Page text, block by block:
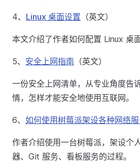
4、 Linux 桌面设置 （英文）
本文介绍了作者如何配置 Linux 桌
5、 安全上网指南 （英文）
一份安全上网清单，从专业角度告
情，怎样才能安全地使用互联网。
6、 如何使用树莓派架设各种网络
作者介绍使用一台树莓派，架设个
器、Git 服务、看板服务的过程。